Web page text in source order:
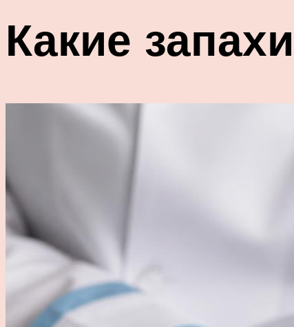
Какие